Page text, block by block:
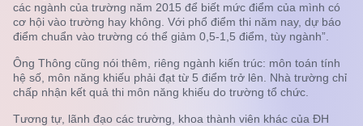
các ngành của trường năm 2015 để biết mức điểm của mình có
cơ hội vào trường hay không. Với phổ điểm thi năm nay, dự báo
điểm chuẩn vào trường có thể giảm 0,5-1,5 điểm, tùy ngành”.
Ông Thông cũng nói thêm, riêng ngành kiến trúc: môn toán tính
hệ số, môn năng khiếu phải đạt từ 5 điểm trở lên. Nhà trường chỉ
chấp nhận kết quả thi môn năng khiếu do trường tổ chức.
Tương tự, lãnh đạo các trường, khoa thành viên khác của ĐH